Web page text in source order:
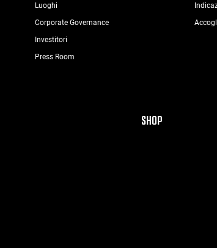
Luoghi
Corporate Governance
Investitori
Press Room
SHOP